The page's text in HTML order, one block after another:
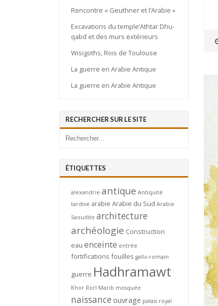
Rencontre « Geuthner et l’Arabie »
Excavations du temple’Athtar Dhu-
qabd et des murs extérieurs
Wisigoths, Rois de Toulouse
La guerre en Arabie Antique
La guerre en Arabie Antique
RECHERCHER SUR LE SITE
ÉTIQUETTES
alexandrie antique Antiquité
tardive arabie Arabie du Sud Arabie
Saoudite architecture
archéologie Construction
eau enceinte entrée
fortifications fouilles gallo-romain
guerre Hadhramawt
Khor Rorî Marib mosquée
naissance ouvrage palais royal